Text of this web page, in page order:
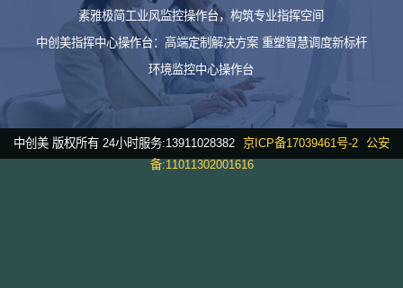
素雅极简工业风监控操作台，构筑专业指挥空间
中创美指挥中心操作台：高端定制解决方案 重塑智慧调度新标杆
环境监控中心操作台
中创美 版权所有 24小时服务:13911028382 京ICP备17039461号-2
公安
备:11011302001616